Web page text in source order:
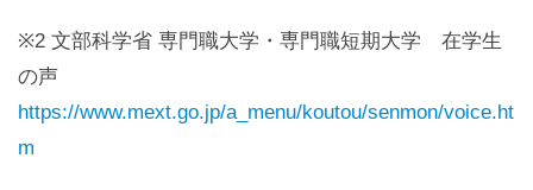
※2 文部科学省 専門職大学・専門職短期大学 在学生
の声
https://www.mext.go.jp/a_menu/koutou/senmon/voice.ht
m